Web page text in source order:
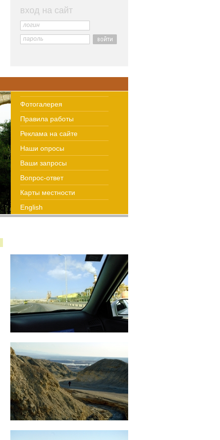
вход на сайт
логин
пароль
Фотогалерея
Правила работы
Реклама на сайте
Наши опросы
Ваши запросы
Вопрос-ответ
Карты местности
English